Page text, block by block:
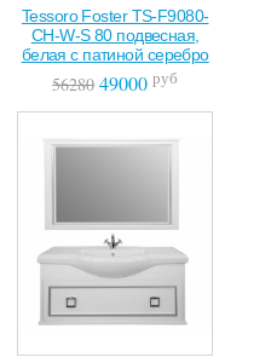
Tessoro Foster TS-F9080-
CH-W-S 80 подвесная,
белая с патиной серебро
56280 49000 руб